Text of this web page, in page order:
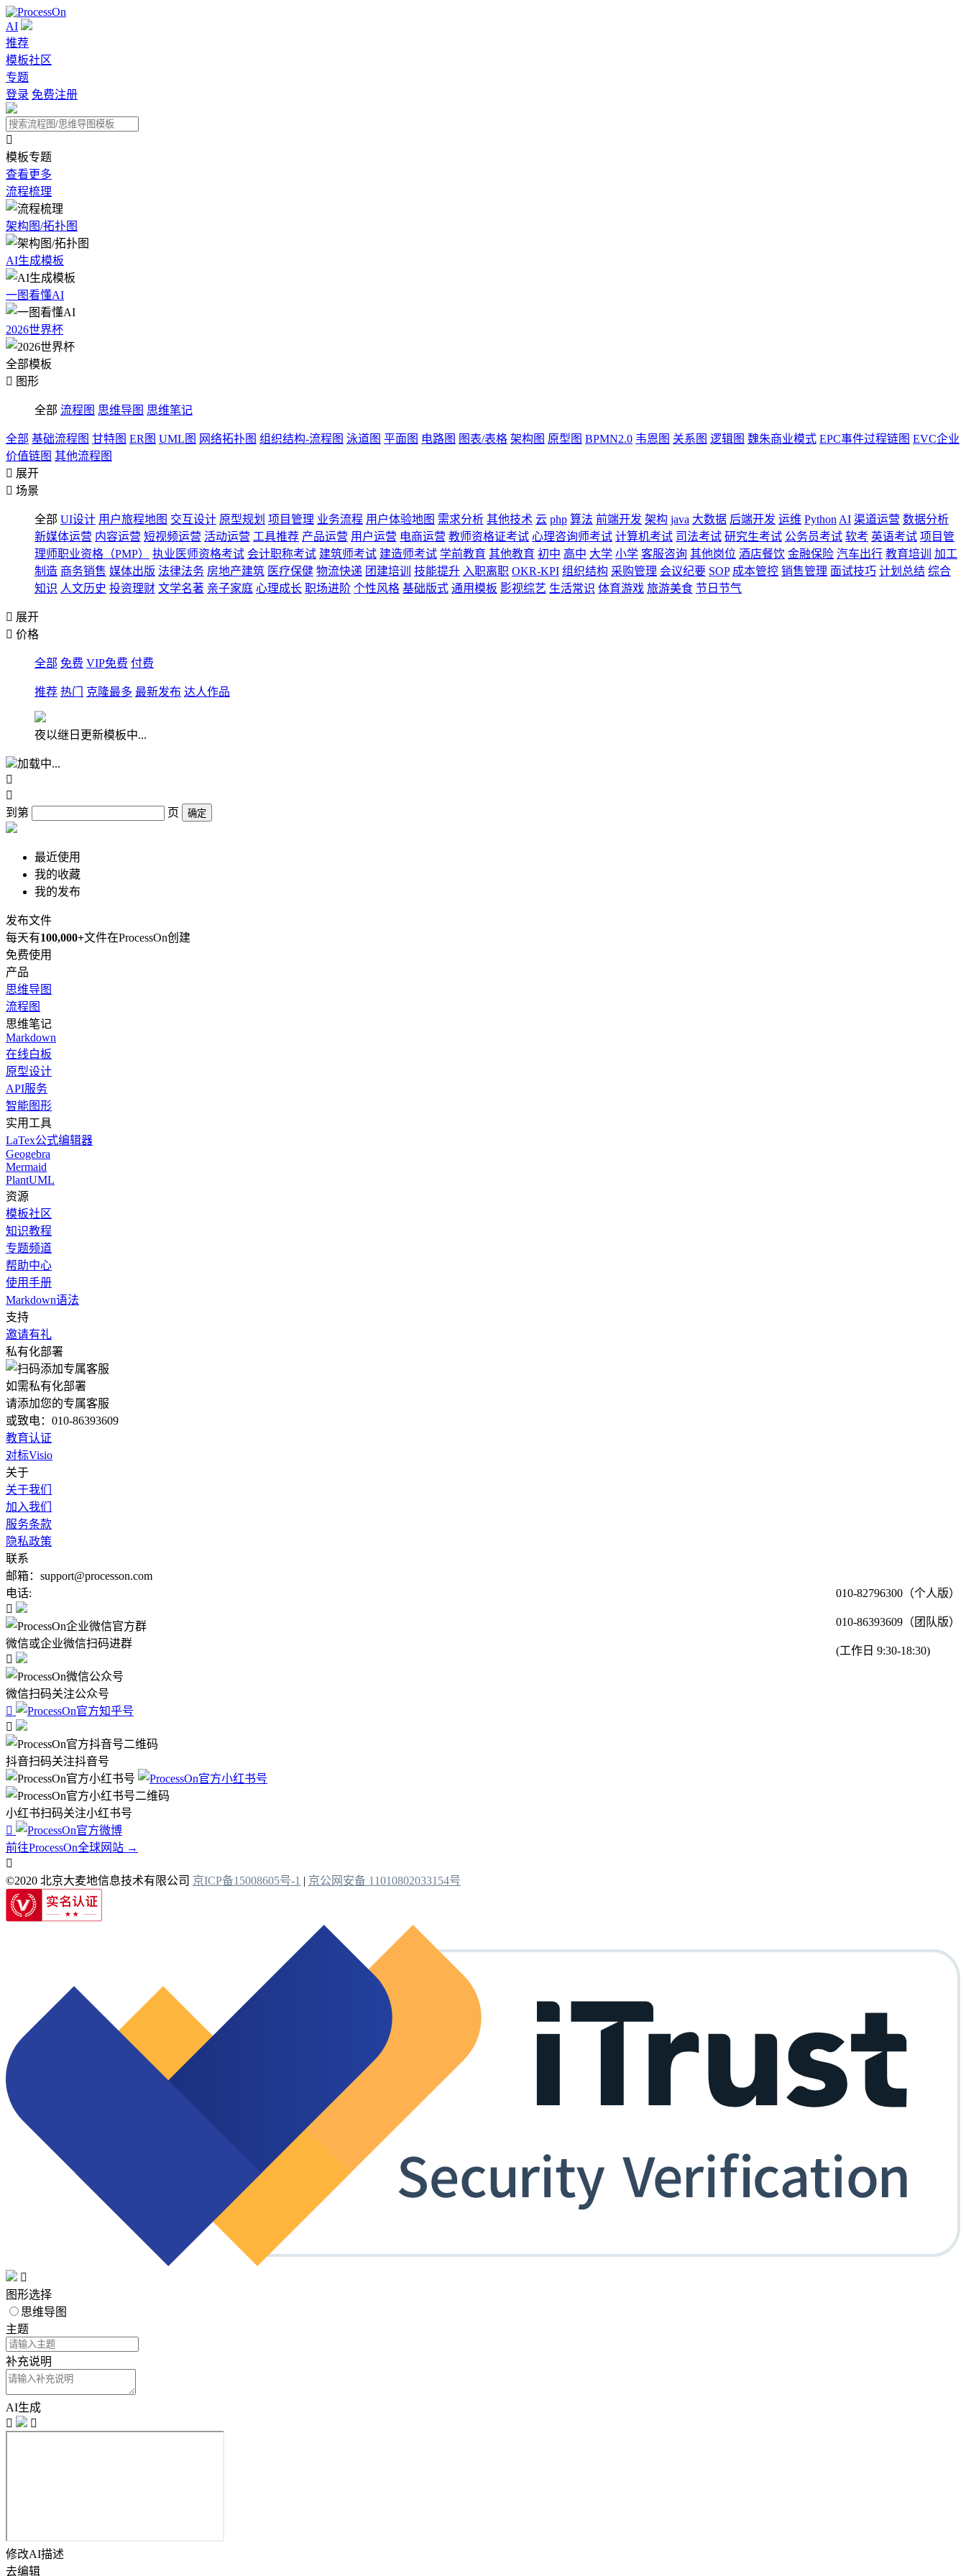
AI
推荐
模板社区
专题
登录 免费注册

模板专题
查看更多
流程梳理
架构图/拓扑图
AI生成模板
一图看懂AI
2026世界杯
全部模板
 图形
全部 流程图 思维导图 思维笔记
全部 基础流程图 甘特图 ER图 UML图 网络拓扑图 组织结构-流程图 泳道图 平面图 电路图 图表/表格 架构图 原型图 BPMN2.0 韦恩图 关系图 逻辑图 魏朱商业模式 EPC事件过程链图 EVC企业
价值链图 其他流程图
 展开
 场景
全部 UI设计 用户旅程地图 交互设计 原型规划 项目管理 业务流程 用户体验地图 需求分析 其他技术 云 php 算法 前端开发 架构 java 大数据 后端开发 运维 Python AI 渠道运营 数据分析
新媒体运营 内容运营 短视频运营 活动运营 工具推荐 产品运营 用户运营 电商运营 教师资格证考试 心理咨询师考试 计算机考试 司法考试 研究生考试 公务员考试 软考 英语考试 项目管
理师职业资格（PMP）
执业医师资格考试 会计职称考试 建筑师考试 建造师考试 学前教育 其他教育 初中 高中 大学 小学 客服咨询 其他岗位 酒店餐饮 金融保险 汽车出行 教育培训
加工
制造 商务销售 媒体出版 法律法务 房地产建筑 医疗保健 物流快递 团建培训 技能提升 入职离职 OKR-KPI 组织结构 采购管理 会议纪要 SOP 成本管控 销售管理 面试技巧 计划总结 综合
知识 人文历史 投资理财 文学名著 亲子家庭 心理成长 职场进阶 个性风格 基础版式 通用模板 影视综艺 生活常识 体育游戏 旅游美食 节日节气
 展开
 价格
全部 免费 VIP免费 付费
推荐 热门 克隆最多 最新发布 达人作品
夜以继日更新模板中...
加载中...


到第
页 确定
最近使用
我的收藏
我的发布
发布文件
每天有100,000+文件在ProcessOn创建
免费使用
产品
思维导图
流程图
思维笔记
Markdown
在线白板
原型设计
API服务
智能图形
实用工具
LaTex公式编辑器
Geogebra
Mermaid
PlantUML
资源
模板社区
知识教程
专题频道
帮助中心
使用手册
Markdown语法
支持
邀请有礼
私有化部署
如需私有化部署
请添加您的专属客服
或致电：010-86393609
教育认证
对标Visio
关于
关于我们
加入我们
服务条款
隐私政策
联系
邮箱：support@processon.com
电话:
010-82796300（个人版）
010-86393609（团队版）
(工作日 9:30-18:30)

微信或企业微信扫码进群

微信扫码关注公众号


抖音扫码关注抖音号
小红书扫码关注小红书号

前往ProcessOn全球网站 →

©2020 北京大麦地信息技术有限公司 京ICP备15008605号-1 | 京公网安备 11010802033154号

图形选择
思维导图
主题
补充说明
AI生成


修改AI描述
去编辑